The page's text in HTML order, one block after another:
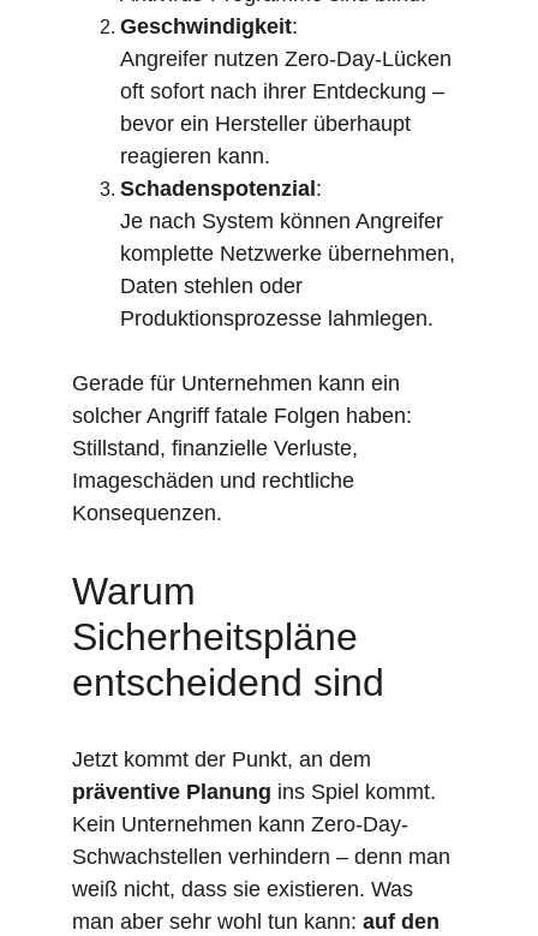
Geschwindigkeit:
Angreifer nutzen Zero-Day-Lücken
oft sofort nach ihrer Entdeckung –
bevor ein Hersteller überhaupt
reagieren kann.
Schadenspotenzial :
Je nach System können Angreifer
komplette Netzwerke übernehmen,
Daten stehlen oder
Produktionsprozesse lahmlegen.
Gerade für Unternehmen kann ein
solcher Angriff fatale Folgen haben:
Stillstand, finanzielle Verluste,
Imageschäden und rechtliche
Konsequenzen.
Warum
Sicherheitspläne
entscheidend sind
Jetzt kommt der Punkt, an dem
präventive Planung ins Spiel kommt.
Kein Unternehmen kann Zero-Day-
Schwachstellen verhindern – denn man
weiß nicht, dass sie existieren. Was
man aber sehr wohl tun kann: auf den